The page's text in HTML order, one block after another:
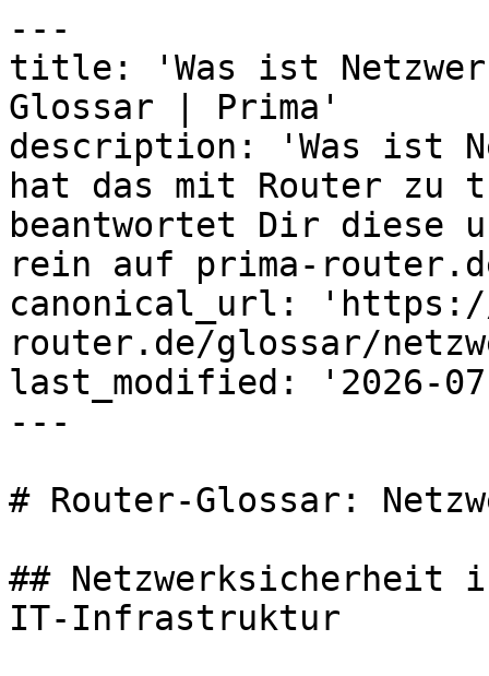
---
title: 'Was ist
Glossar | Prima'
description: 'Was ist
hat das mit Router zu
beantwortet Dir diese
rein auf prima-
canonical_url: 'https://
router.de/glossar/
last_modified: '2026-
---
# Router-Glossar:
##
IT-Infrastruktur